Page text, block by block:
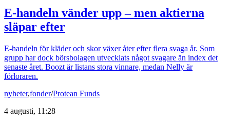
E-handeln vänder upp – men aktierna
släpar efter
E-handeln för kläder och skor växer åter efter flera svaga år. Som
grupp har dock börsbolagen utvecklats något svagare än index det
senaste året. Boozt är listans stora vinnare, medan Nelly är
förloraren.
nyheter,fonder/Protean Funds
4 augusti, 11:28